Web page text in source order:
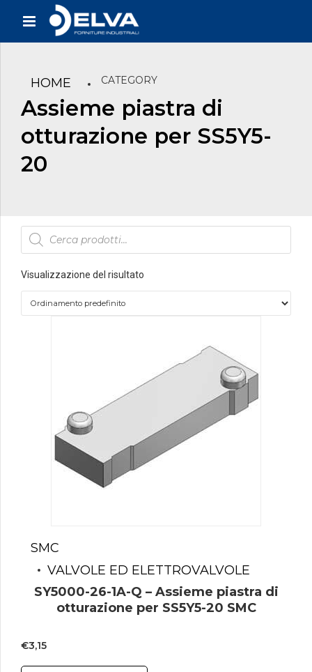
HOME CATEGORY
Assieme piastra di
otturazione per SS5Y5-
20
Products
search
Visualizzazione del risultato
SMC
VALVOLE ED ELETTROVALVOLE
SY5000-26-1A-Q – Assieme piastra di
otturazione per SS5Y5-20 SMC
€3,15